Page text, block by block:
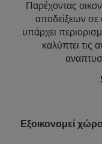
Παρέχοντας
αποδείξεων σε
υπάρχει
καλύπτει τις
Εξοικονομεί